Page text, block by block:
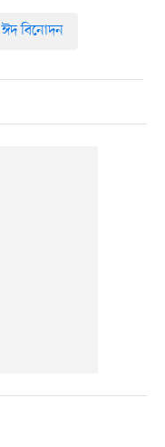
ঈদ বিনোদন